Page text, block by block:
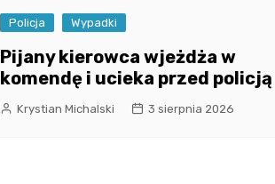
Policja Wypadki
Pijany kierowca wjeżdża w
komendę i ucieka przed policją
Krystian Michalski 3 sierpnia 2026